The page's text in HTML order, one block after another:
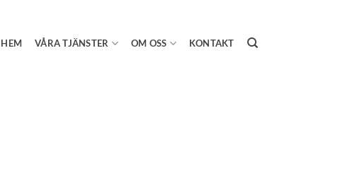
HEM VÅRA TJÄNSTER OM OSS KONTAKT